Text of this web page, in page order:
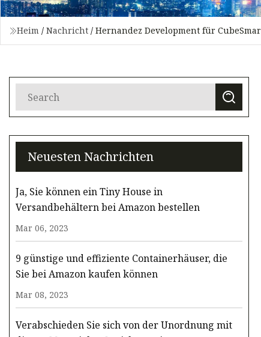
Heim / Nachricht / Hernandez Development für
Neuesten Nachrichten
Ja, Sie können ein Tiny House in
Versandbehältern bei Amazon bestellen
Mar 06, 2023
9 günstige und effiziente Containerhäuser, die
Sie bei Amazon kaufen können
Mar 08, 2023
Verabschieden Sie sich von der Unordnung mit